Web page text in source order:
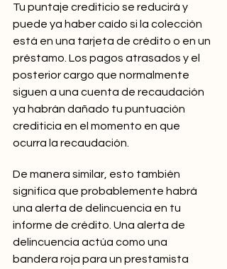
Tu puntaje crediticio se reducirá y
puede ya haber caído si la colección
está en una tarjeta de crédito o en un
préstamo. Los pagos atrasados y el
posterior cargo que normalmente
siguen a una cuenta de recaudación
ya habrán dañado tu puntuación
crediticia en el momento en que
ocurra la recaudación.
De manera similar, esto también
significa que probablemente habrá
una alerta de delincuencia en tu
informe de crédito. Una alerta de
delincuencia actúa como una
bandera roja para un prestamista